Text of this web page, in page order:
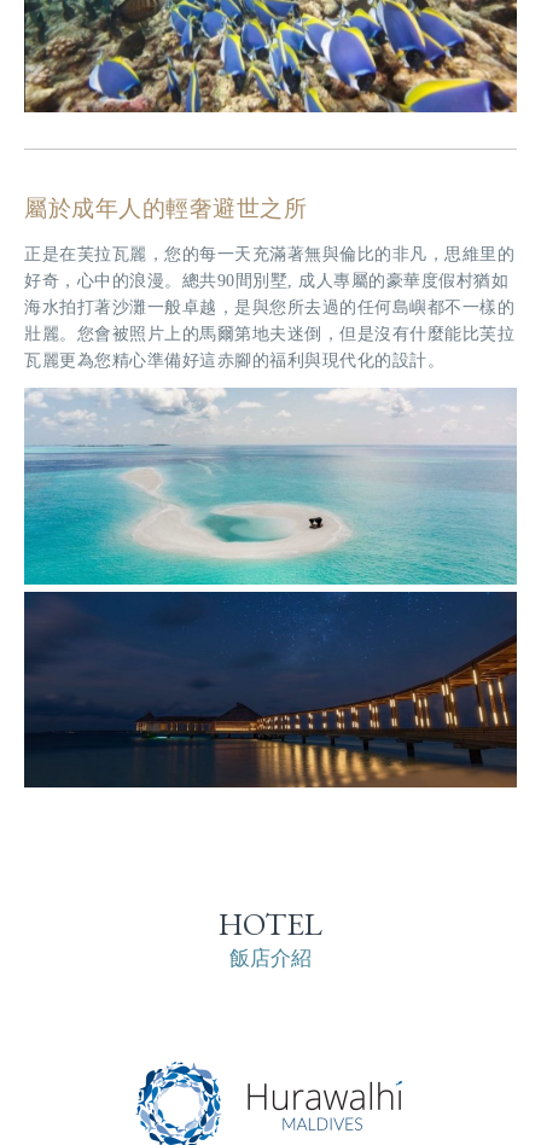
屬於成年人的輕奢避世之所
正是在芙拉瓦麗，您的每一天充滿著無與倫比的非凡，思維里的
好奇，心中的浪漫。總共90間別墅, 成人專屬的豪華度假村猶如
海水拍打著沙灘一般卓越，是與您所去過的任何島嶼都不一樣的
壯麗。您會被照片上的馬爾第地夫迷倒，但是沒有什麼能比芙拉
瓦麗更為您精心準備好這赤腳的福利與現代化的設計。
HOTEL
飯店介紹